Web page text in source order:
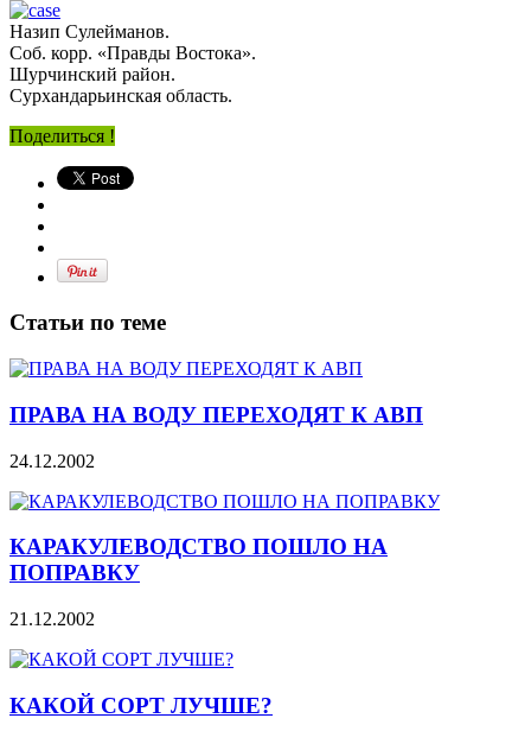
Назип Сулейманов.
Соб. корр. «Правды Востока».
Шурчинский район.
Сурхандарьинская область.
Поделиться !
Статьи по теме
ПРАВА НА ВОДУ ПЕРЕХОДЯТ К АВП
24.12.2002
КАРАКУЛЕВОДСТВО ПОШЛО НА
ПОПРАВКУ
21.12.2002
КАКОЙ СОРТ ЛУЧШЕ?